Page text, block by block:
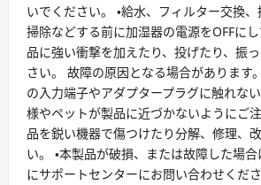
いでください。 ・給水、フィルター交換、
掃除などする前に加湿器の電源をOFFにし
品に強い衝撃を加えたり、投げたり、振
さい。 故障の原因となる場合があります
の入力端子やアダプタープラグに触れな
様やペットが製品に近づかないようにご
品を鋭い機器で傷つけたり分解、修理、
い。 ・本製品が破損、または故障した場
にサポートセンターにお問い合わせくだ